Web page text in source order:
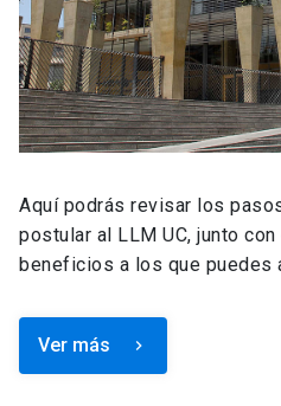
Aquí podrás revisar los
postular al LLM UC, junto
beneficios a los que puedes
Ver más keyboard_arrow_right